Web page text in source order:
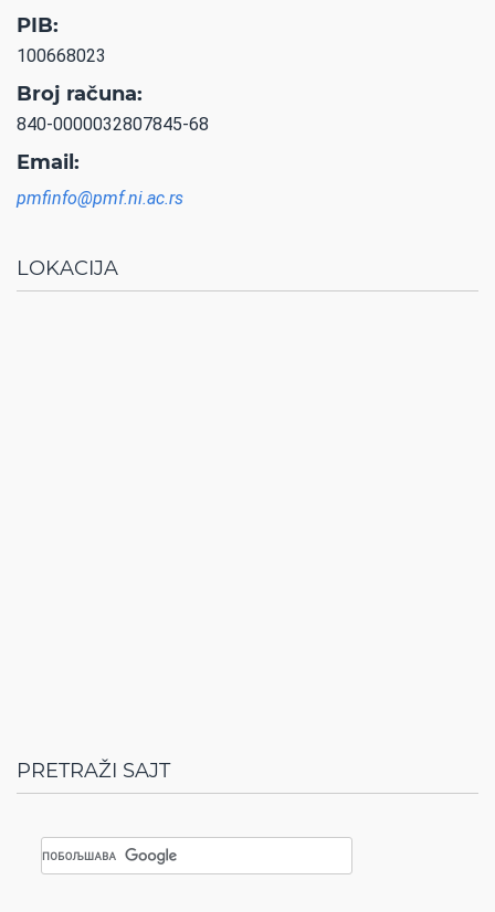
PIB:
100668023
Broj računa:
840-0000032807845-68
Email:
pmfinfo@pmf.ni.ac.rs
LOKACIJA
PRETRAŽI SAJT